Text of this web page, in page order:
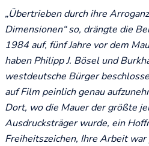
„Übertrieben durch ihre
Dimensionen“ so, drängte die
1984 auf, fünf Jahre vor dem
haben Philipp J. Bösel und
westdeutsche Bürger
auf Film peinlich genau
Dort, wo die Mauer der größte
Ausdrucksträger wurde, ein
Freiheitszeichen, Ihre Arbeit war